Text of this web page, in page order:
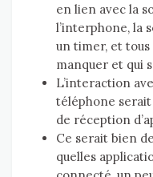
en lien avec la
l’interphone, la
un timer, et tous
manquer et qui
L’interaction
téléphone
de réception
Ce serait bien
quelles